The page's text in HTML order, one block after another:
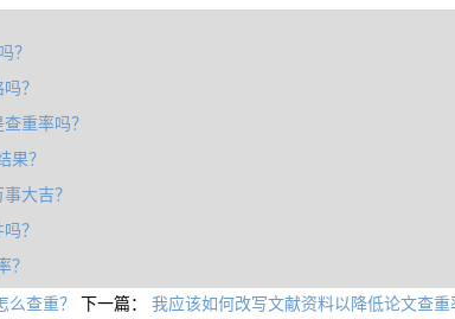
？
？
重率吗？
果？
大吉？
？
？
查重？ 下一篇： 我应该如何改写文献资料以降低论文查重